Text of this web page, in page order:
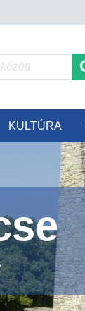
KULTÚRA